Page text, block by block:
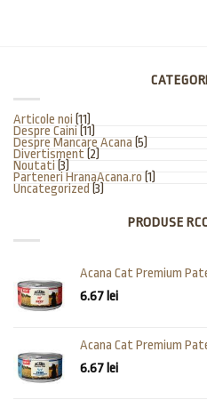
Articole noi (11)
Despre Caini (11)
Despre Mancare Acana (5)
Divertisment (2)
Noutati (3)
Parteneri HranaAcana.ro (1)
Uncategorized (3)
PRODUSE
Acana Cat Premium
6.67lei
Acana Cat Premium
6.67lei